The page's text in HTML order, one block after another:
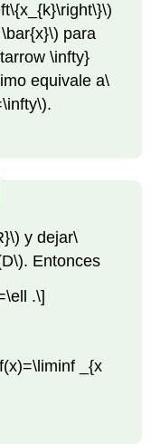
para
\infty}
equivale a\
.
y dejar\
. Entonces
.\]
_{x